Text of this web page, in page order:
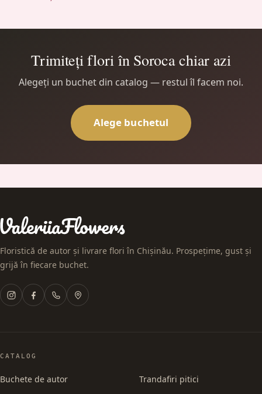
Trimiteți flori în Soroca chiar azi
Alegeți un buchet din catalog — restul îl facem noi.
Alege buchetul
Floristică de autor și livrare flori în Chișinău. Prospețime, gust și
grijă în fiecare buchet.
CATALOG
Buchete de autor
Trandafiri pitici